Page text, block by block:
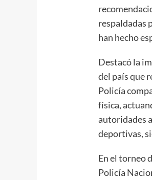
respaldadas
han hecho
Destacó la
del país que
Policía
física,
autoridades
deportivas,
En el torneo
Policía